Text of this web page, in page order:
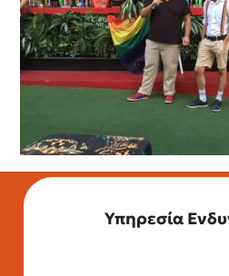
Υπηρεσία